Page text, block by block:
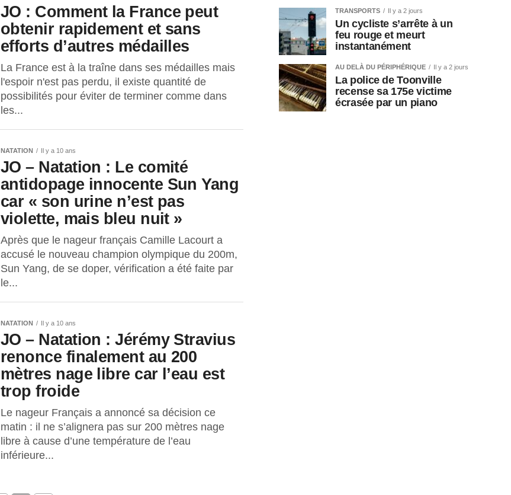
JO : Comment la France peut
obtenir rapidement et sans
efforts d’autres médailles
La France est à la traîne dans ses médailles mais
l'espoir n'est pas perdu, il existe quantité de
possibilités pour éviter de terminer comme dans
les...
NATATION Il y a 10 ans
JO – Natation : Le comité
antidopage innocente Sun Yang
car « son urine n’est pas
violette, mais bleu nuit »
Après que le nageur français Camille Lacourt a
accusé le nouveau champion olympique du 200m,
Sun Yang, de se doper, vérification a été faite par
le...
NATATION Il y a 10 ans
JO – Natation : Jérémy Stravius
renonce finalement au 200
mètres nage libre car l’eau est
trop froide
Le nageur Français a annoncé sa décision ce
matin : il ne s’alignera pas sur 200 mètres nage
libre à cause d’une température de l’eau
inférieure...
TRANSPORTS Il y a 2 jours
Un cycliste s’arrête à un
feu rouge et meurt
instantanément
AU DELÀ DU PÉRIPHÉRIQUE Il y a 2 jours
La police de Toonville
recense sa 175e victime
écrasée par un piano